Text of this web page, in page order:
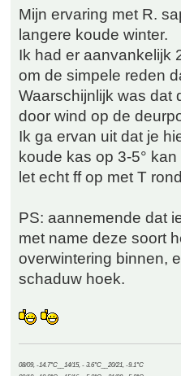
Mijn ervaring met R.
langere koude winter.
Ik had er aanvankelijk
om de simpele reden
Waarschijnlijk was dat
door wind op de
Ik ga ervan uit dat je
koude kas op 3-5°
let echt ff op met T
PS: aannemende dat
met name deze soort
overwintering binnen,
schaduw hoek.
08/09, -14.7°C__14/15, - 3.6°C__20/21, -9.1°C